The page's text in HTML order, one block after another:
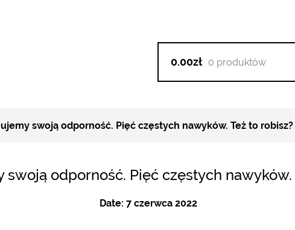
0.00zł 0 produktów
swoją odporność. Pięć częstych nawyków. Też to robisz?
swoją odporność. Pięć częstych nawyków.
Date: 7 czerwca 2022